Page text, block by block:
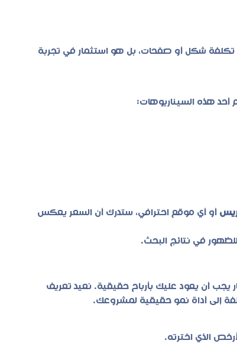
شكل أو صفحات، بل هو استثمار في تجربة
أحد هذه السيناريوهات:
أو أي موقع احترافي، ستدرك أن السعر يعكس
في نتائج البحث.
يجب أن يعود عليك بأرباح حقيقية. نعيد تعريف
إلى أداة نمو حقيقية لمشروعك.
الذي اخترته.